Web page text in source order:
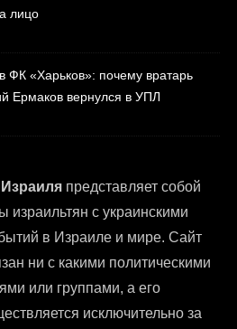
лицо
ФК «Харьков»: почему вратарь
Ермаков вернулся в УПЛ
представляет собой
израильтян с украинскими
в Израиле и мире. Сайт
ни с какими политическими
или группами, а его
исключительно за